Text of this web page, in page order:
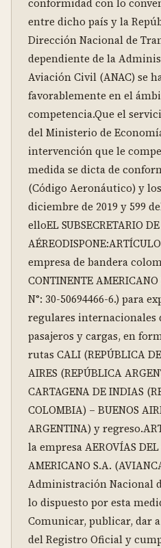
conformidad con lo
entre dicho país y la
Dirección Nacional de
dependiente de la
Aviación Civil (ANAC) se
favorablemente en el
competencia.Que el
del Ministerio de
intervención que le
medida se dicta de
(Código Aeronáutico) y
diciembre de 2019 y 599
elloEL SUBSECRETARIO
empresa de bandera
CONTINENTE
N°: 30-50694466-6.) para
regulares internacionales
pasajeros y cargas, en
rutas CALI (REPÚBLICA
AIRES (REPÚBLICA
CARTAGENA DE INDIAS
COLOMBIA) – BUENOS
ARGENTINA) y
la empresa AEROVÍAS
AMERICANO S.A.
Administración Nacional
lo dispuesto por esta
Comunicar, publicar, dar
del Registro Oficial y